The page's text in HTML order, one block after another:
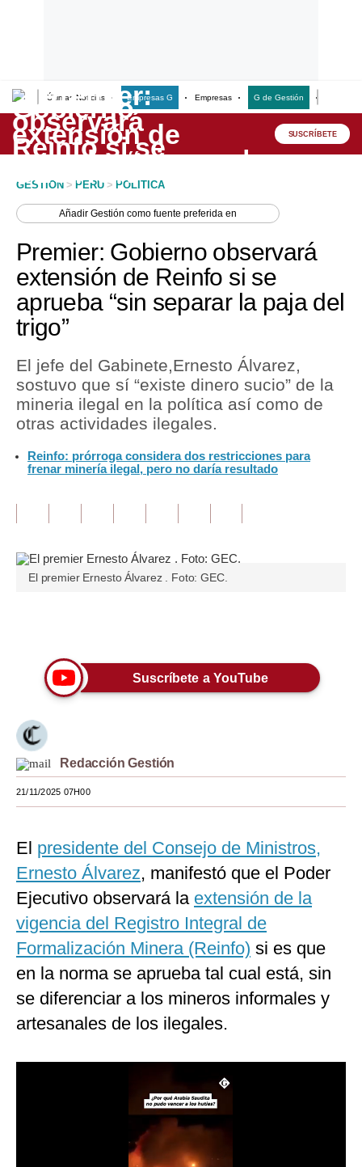
Últimas Noticias Empresas G Empresas G de Gestión
Lo último
Peru Quiosco
Economía
Mercados
Perú
Política
Tu Dinero
Finanzas Personales
Inmobiliarias
Opinión
Editorial
Pregunta de hoy
Lujo
Moda
Estilos
EEUU
México
Internacional
Tecnología
Club del Suscriptor
SUSCRÍBETE
GESTION > PERU > POLITICA
AñadirGestión como fuente preferida en
Premier: Gobierno observará
extensión de Reinfo si se
aprueba “sin separar la paja del
trigo”
El jefe del Gabinete,Ernesto Álvarez,
sostuvo que sí “existe dinero sucio” de la
mineria ilegal en la política así como de
otras actividades ilegales.
Reinfo: prórroga considera dos restricciones para
frenar minería ilegal, pero no daría resultado
El premier Ernesto Álvarez . Foto: GEC.
Suscríbete a YouTube
Redacción Gestión
21/11/2025 07H00
El presidente del Consejo de Ministros,
Ernesto Álvarez, manifestó que el Poder
Ejecutivo observará la extensión de la
vigencia del Registro Integral de
Formalización Minera (Reinfo) si es que
en la norma se aprueba tal cual está, sin
se diferenciar a los mineros informales y
artesanales de los ilegales.